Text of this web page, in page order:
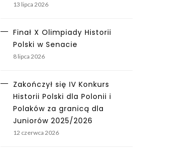
13 lipca 2026
Finał X Olimpiady Historii
Polski w Senacie
8 lipca 2026
Zakończył się IV Konkurs
Historii Polski dla Polonii i
Polaków za granicą dla
Juniorów 2025/2026
12 czerwca 2026